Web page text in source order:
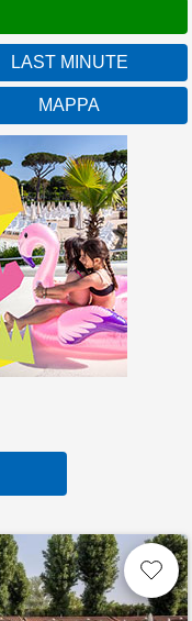
LAST MINUTE
MAPPA